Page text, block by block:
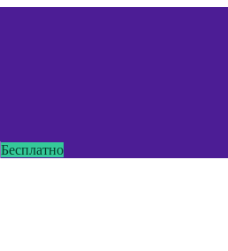
Бесплатно